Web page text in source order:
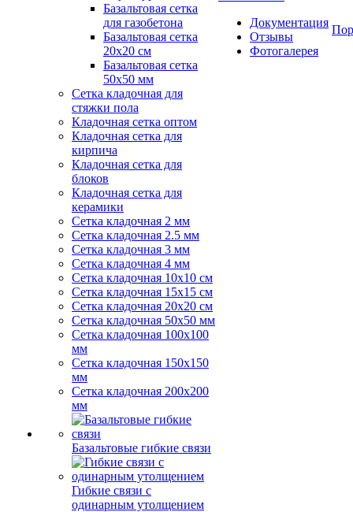
Базальтовая сетка
для газобетона
Базальтовая сетка
20x20 см
Базальтовая сетка
50x50 мм
Сетка кладочная для
стяжки пола
Кладочная сетка оптом
Кладочная сетка для
кирпича
Кладочная сетка для
блоков
Кладочная сетка для
керамики
Сетка кладочная 2 мм
Сетка кладочная 2.5 мм
Сетка кладочная 3 мм
Сетка кладочная 4 мм
Сетка кладочная 10x10 см
Сетка кладочная 15x15 см
Сетка кладочная 20x20 см
Сетка кладочная 50x50 мм
Сетка кладочная 100x100
мм
Сетка кладочная 150x150
мм
Сетка кладочная 200x200
мм
Базальтовые гибкие связи
Гибкие связи с
одинарным утолщением
Документация
Отзывы
Фотогалерея